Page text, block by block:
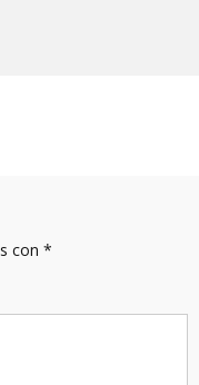
con *